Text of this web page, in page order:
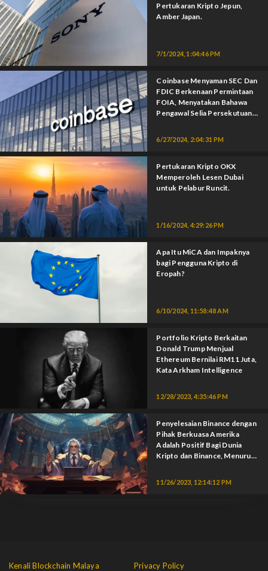
Pertukaran Kripto Jepun,
Amber Japan.
7/1/2024, 1:04:46 PM
Coinbase Menyaman SEC Dan
FDIC Berkenaan Permintaan
FOIA, Menyatakan Bahawa
Pengawal Selia Persekutuan
6/27/2024, 2:04:31 PM
Pertukaran Kripto OKX
Memperoleh Lesen Dubai
untuk Pelabur Runcit.
1/16/2024, 4:29:26 PM
Apa Itu MiCA dan Impaknya
bagi Pengguna Kripto di
Eropah?
6/10/2024, 11:58:48 AM
Portfolio Kripto Berkaitan
Donald Trump Menjual
Ethereum Bernilai RM11 Juta,
Kata Arkham Intelligence
12/28/2023, 4:35:46 PM
Penyelesaian Binance dengan
Pihak Berkuasa Amerika
Adalah Positif Bagi Dunia
Kripto dan Binance, Menurut
11/26/2023, 12:14:12 PM
Kenali Blockchain Malaya Privacy Policy